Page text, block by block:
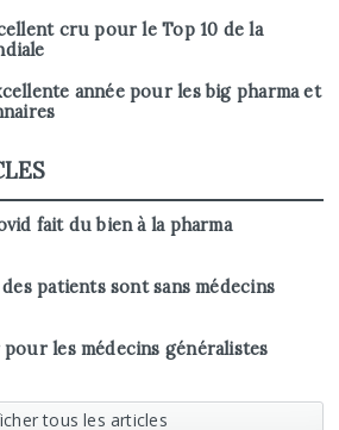
cru pour le Top 10 de la
année pour les big pharma et
fait du bien à la pharma
des patients sont sans médecins
les médecins généralistes
tous les articles